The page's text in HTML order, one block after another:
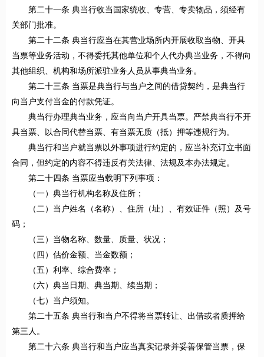
第二十一条 典当行收当国家统收、专营、专卖物品，须经有
关部门批准。
第二十二条 典当行应当在其营业场所内开展收取当物、开具
当票等业务活动，不得委托其他单位和个人代办典当业务，不得向
其他组织、机构和场所派驻业务人员从事典当业务。
第二十三条 当票是典当行与当户之间的借贷契约，是典当行
向当户支付当金的付款凭证。
典当行办理典当业务，应当向当户开具当票。严禁典当行不开
具当票、以合同代替当票、有当票无质（抵）押等违规行为。
典当行和当户就当票以外事项进行约定的，应当补充订立书面
合同，但约定的内容不得违反有关法律、法规及本办法规定。
第二十四条 当票应当载明下列事项：
（一）典当行机构名称及住所；
（二）当户姓名（名称）、住所（址）、有效证件（照）及号
码；
（三）当物名称、数量、质量、状况；
（四）估价金额、当金数额；
（五）利率、综合费率；
（六）典当日期、典当期、续当期；
（七）当户须知。
第二十五条 典当行和当户不得将当票转让、出借或者质押给
第三人。
第二十六条 典当行和当户应当真实记录并妥善保管当票，保